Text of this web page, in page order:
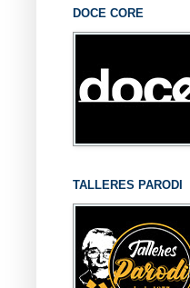
DOCE CORE
TALLERES PARODI